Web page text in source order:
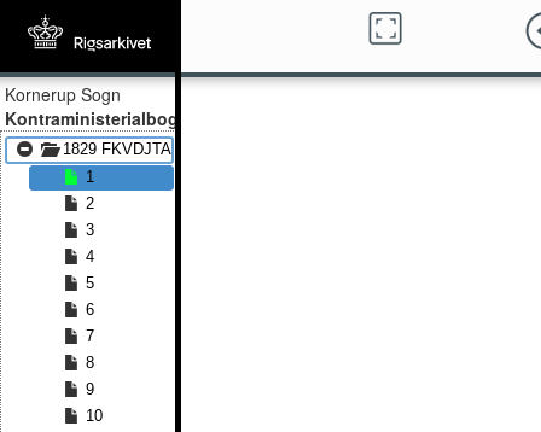
Kornerup Sogn
Kontraministerialbog
1829 FKVDJTA - 1879 FKVDJTA
1
2
3
4
5
6
7
8
9
10